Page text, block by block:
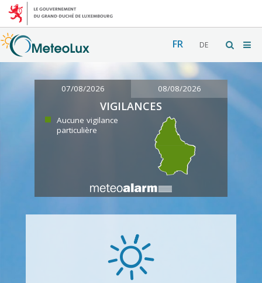
FR DE
07/08/2026 08/08/2026
VIGILANCES
Aucune vigilance
particulière